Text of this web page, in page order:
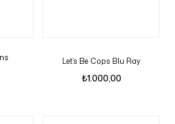
Let’s Be Cops Blu Ray
₺1.000,00